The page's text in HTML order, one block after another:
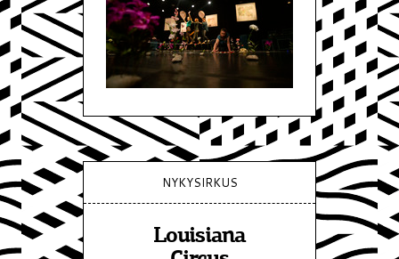
NYKYSIRKUS
Louisiana